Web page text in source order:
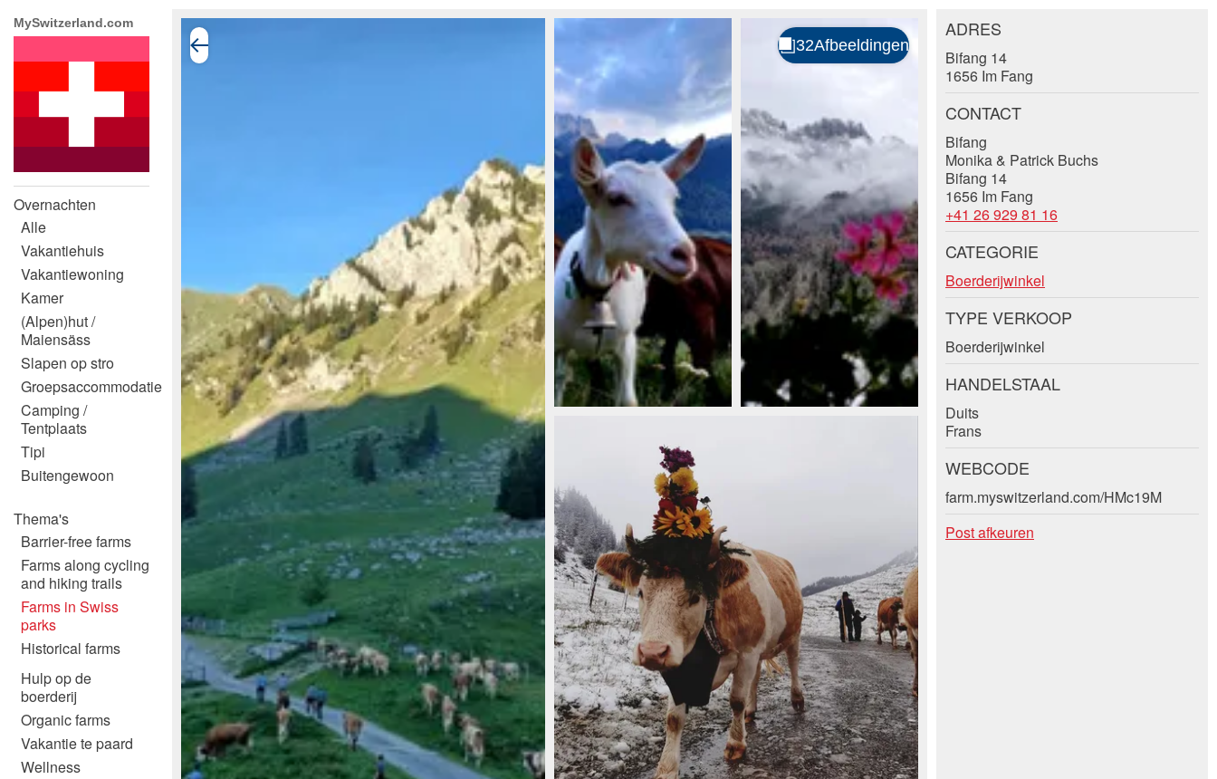
MySwitzerland.com
Overnachten
Alle
Vakantiehuis
Vakantiewoning
Kamer
(Alpen)hut /
Maiensäss
Slapen op stro
Groepsaccommodatie
Camping /
Tentplaats
Tipi
Buitengewoon
Thema's
Barrier-free farms
Farms along cycling
and hiking trails
Farms in Swiss
parks
Historical farms
Hulp op de
boerderij
Organic farms
Vakantie te paard
Wellness
ADRES
Bifang 14
1656 Im Fang
CONTACT
Bifang
Monika & Patrick Buchs
Bifang 14
1656 Im Fang
+41 26 929 81 16
CATEGORIE
Boerderijwinkel
TYPE VERKOOP
Boerderijwinkel
HANDELSTAAL
Duits
Frans
WEBCODE
farm.myswitzerland.com/HMc19M
Post afkeuren